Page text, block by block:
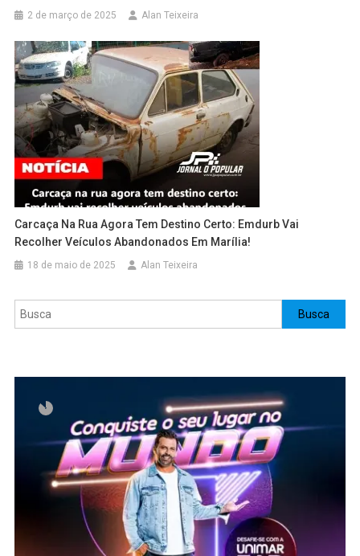
2 de março de 2025 Alan Teixeira
Carcaça Na Rua Agora Tem Destino Certo: Emdurb Vai
Recolher Veículos Abandonados Em Marília!
18 de maio de 2025 Alan Teixeira
Pesquisar Busca